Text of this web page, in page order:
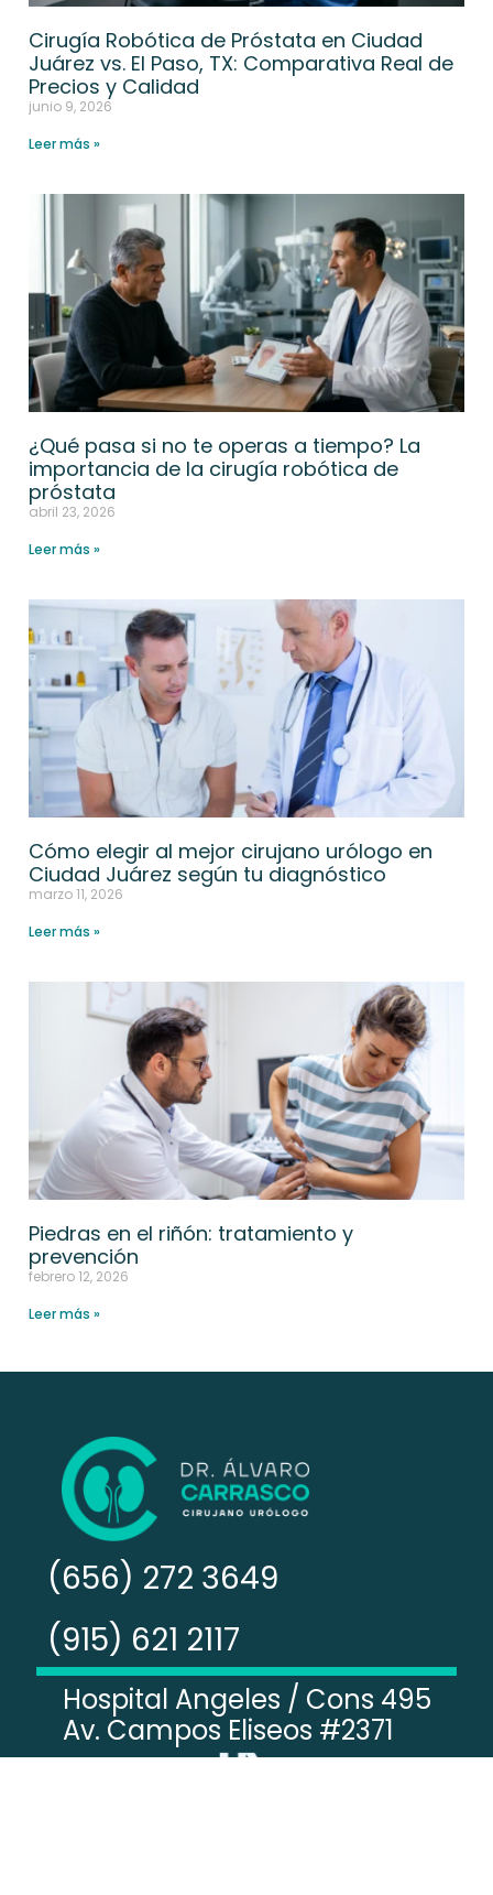
Cirugía Robótica de Próstata en Ciudad
Juárez vs. El Paso, TX: Comparativa Real de
Precios y Calidad
junio 9, 2026
Leer más »
¿Qué pasa si no te operas a tiempo? La
importancia de la cirugía robótica de
próstata
abril 23, 2026
Leer más »
Cómo elegir al mejor cirujano urólogo en
Ciudad Juárez según tu diagnóstico
marzo 11, 2026
Leer más »
Piedras en el riñón: tratamiento y
prevención
febrero 12, 2026
Leer más »
(656) 272 3649
(915) 621 2117
Hospital Angeles / Cons 495
Av. Campos Eliseos #2371